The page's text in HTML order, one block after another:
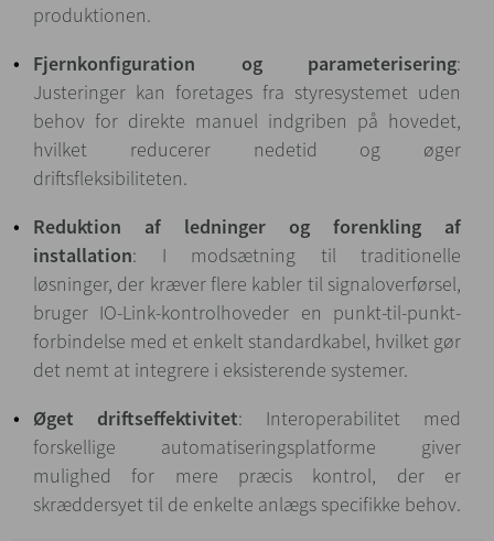
produktionen.
Fjernkonfiguration og parameterisering:
Justeringer kan foretages fra styresystemet uden
behov for direkte manuel indgriben på hovedet,
hvilket reducerer nedetid og øger
driftsfleksibiliteten.
Reduktion af ledninger og forenkling af
installation: I modsætning til traditionelle
løsninger, der kræver flere kabler til signaloverførsel,
bruger IO-Link-kontrolhoveder en punkt-til-punkt-
forbindelse med et enkelt standardkabel, hvilket gør
det nemt at integrere i eksisterende systemer.
Øget driftseffektivitet: Interoperabilitet med
forskellige automatiseringsplatforme giver
mulighed for mere præcis kontrol, der er
skræddersyet til de enkelte anlægs specifikke behov.